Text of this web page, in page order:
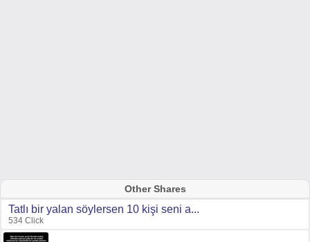
Other Shares
Tatlı bir yalan söylersen 10 kişi seni a...
534 Click